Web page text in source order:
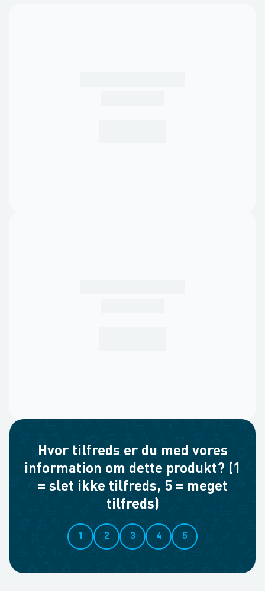
Hvor tilfreds er du med vores
information om dette produkt? (1
= slet ikke tilfreds, 5 = meget
tilfreds)
1 2 3 4 5